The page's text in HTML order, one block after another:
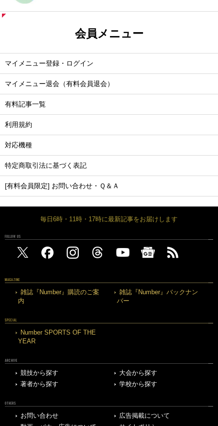
会員メニュー
マイメニュー登録・ログイン
マイメニュー退会（有料会員退会）
有料記事一覧
利用規約
対応機種
特定商取引法に基づく表記
[有料会員限定] お問い合わせ・Ｑ＆Ａ
毎日6時・11時・17時に最新記事をお届けします
FOLLOW US
MAGAZINE
雑誌『Number』購読のご案
内
雑誌『Number』バックナン
バー
SPECIAL
Number SPORTS OF THE
YEAR
ARCHIVE
競技から探す
大会から探す
著者から探す
学校から探す
OTHERS
お問い合わせ
広告掲載について